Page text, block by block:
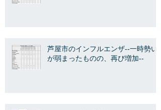
芦屋市のインフルエンザ--一時勢い
が弱まったものの、再び増加--